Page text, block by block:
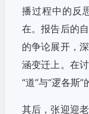
播过程中的反
在。报告后的
的争论展开，
涵变迁上。在
“道”与“逻各斯
其后，张迎迎